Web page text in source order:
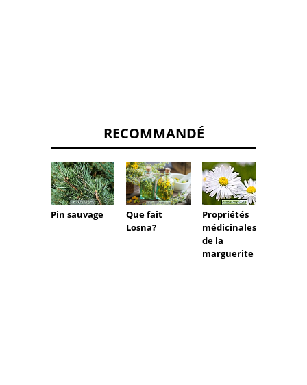
RECOMMANDÉ
Pin sauvage
Que fait
Losna?
Propriétés
médicinales
de la
marguerite